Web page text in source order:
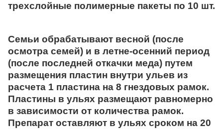
трехслойные полимерные пакеты по 10 шт.
Семьи обрабатывают весной (после
осмотра семей) и в летне-осенний период
(после последней откачки меда) путем
размещения пластин внутри ульев из
расчета 1 пластина на 8 гнездовых рамок.
Пластины в ульях размещают равномерно
в зависимости от количества рамок.
Препарат оставляют в ульях сроком на 20